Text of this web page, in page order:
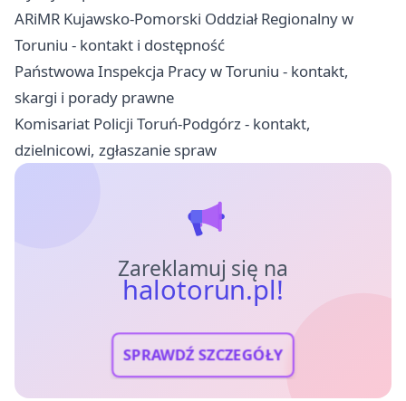
ARiMR Kujawsko-Pomorski Oddział Regionalny w
Toruniu - kontakt i dostępność
Państwowa Inspekcja Pracy w Toruniu - kontakt,
skargi i porady prawne
Komisariat Policji Toruń-Podgórz - kontakt,
dzielnicowi, zgłaszanie spraw
Zareklamuj się na
halotorun.pl!
SPRAWDŹ SZCZEGÓŁY